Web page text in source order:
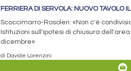
FERRIERA DI SERVOLA: NUOVO TAVOLO
Scoccimarro-Rosolen: «Non c'è
Istituzioni sull'ipotesi di chiusura dell'area
dicembre»
di Davide Lorenzini